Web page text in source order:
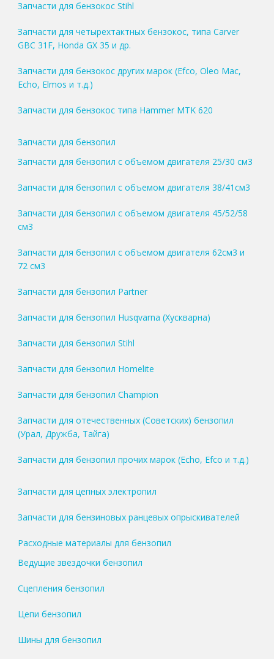
Запчасти для бензокос Stihl
Запчасти для четырехтактных бензокос, типа Carver
GBC 31F, Honda GX 35 и др.
Запчасти для бензокос других марок (Efco, Oleo Mac,
Echo, Elmos и т.д.)
Запчасти для бензокос типа Hammer MTK 620
Запчасти для бензопил
Запчасти для бензопил с объемом двигателя 25/30 см3
Запчасти для бензопил с объемом двигателя 38/41см3
Запчасти для бензопил с объемом двигателя 45/52/58
см3
Запчасти для бензопил с объемом двигателя 62см3 и
72 см3
Запчасти для бензопил Partner
Запчасти для бензопил Husqvarna (Хускварна)
Запчасти для бензопил Stihl
Запчасти для бензопил Homelite
Запчасти для бензопил Champion
Запчасти для отечественных (Советских) бензопил
(Урал, Дружба, Тайга)
Запчасти для бензопил прочих марок (Echo, Efco и т.д.)
Запчасти для цепных электропил
Запчасти для бензиновых ранцевых опрыскивателей
Расходные материалы для бензопил
Ведущие звездочки бензопил
Сцепления бензопил
Цепи бензопил
Шины для бензопил